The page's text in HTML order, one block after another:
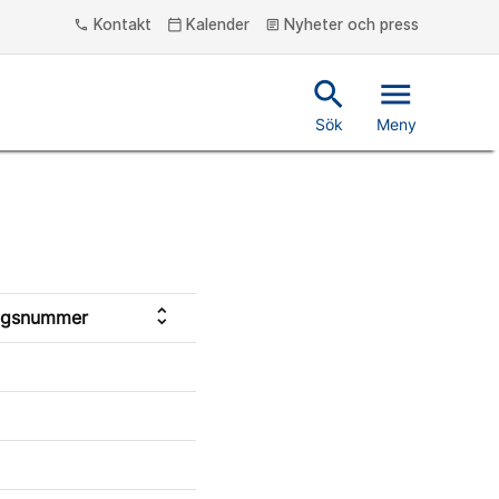
phone Kontakt calendar_today Kalender article Nyheter och press
search
Sök
menu
Meny
unfold_more